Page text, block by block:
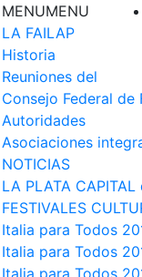
MENUMENU
LA FAILAP
Historia
Reuniones del
Consejo Federal de
Autoridades
Asociaciones
NOTICIAS
LA PLATA CAPITAL
FESTIVALES
Italia para Todos
Italia para Todos
Italia para Todos